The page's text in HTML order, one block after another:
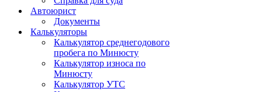
Автоюрист
Документы
Калькуляторы
Калькулятор среднегодового
пробега по Минюсту
Калькулятор износа по
Минюсту
Калькулятор УТС